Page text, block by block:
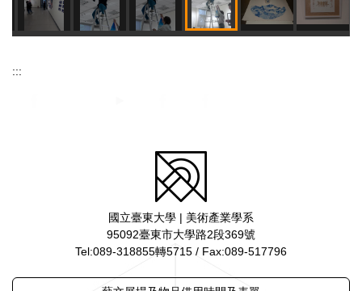
:::
國立臺東大學 | 美術產業學系
95092臺東市大學路2段369號
Tel:089-318855轉5715 / Fax:089-517796